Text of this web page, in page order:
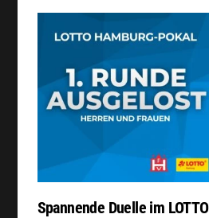
Spannende Duelle im